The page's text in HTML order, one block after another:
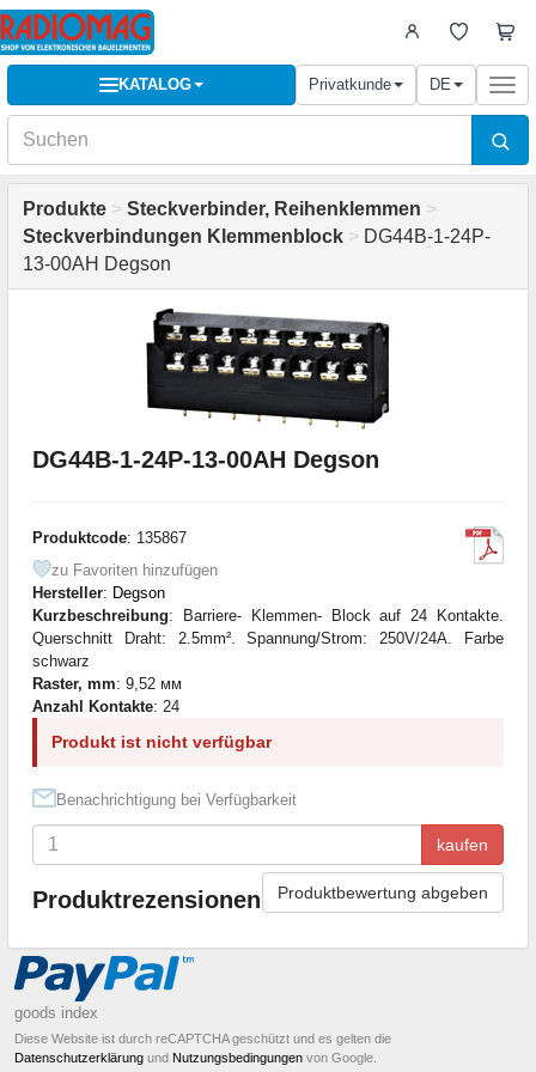
KATALOG Privatkunde DE
Produkte > Steckverbinder, Reihenklemmen >
Steckverbindungen Klemmenblock > DG44В-1-24P-
13-00AH Degson
DG44В-1-24P-13-00AH Degson
Produktcode: 135867
zu Favoriten hinzufügen
Hersteller: Degson
Kurzbeschreibung: Barriere- Klemmen- Block auf 24 Kontakte.
Querschnitt Draht: 2.5mm². Spannung/Strom: 250V/24A. Farbe
schwarz
Raster, mm: 9,52 мм
Anzahl Kontakte: 24
Produkt ist nicht verfügbar
Benachrichtigung bei Verfügbarkeit
kaufen
Produktrezensionen Produktbewertung abgeben
goods index
Diese Website ist durch reCAPTCHA geschützt und es gelten die
Datenschutzerklärung und Nutzungsbedingungen von Google.